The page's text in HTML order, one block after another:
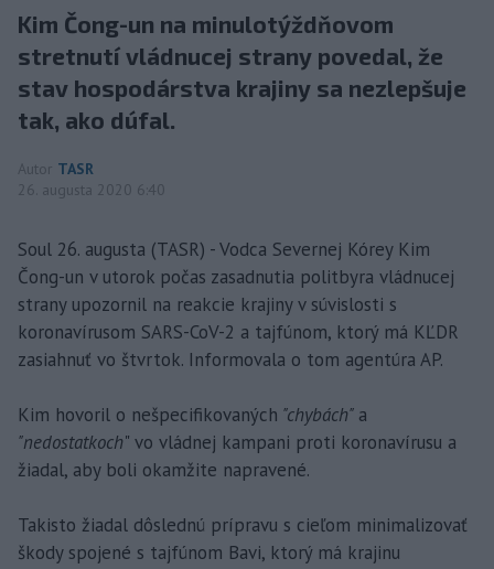
Kim Čong-un na minulotýždňovom
stretnutí vládnucej strany povedal, že
stav hospodárstva krajiny sa nezlepšuje
tak, ako dúfal.
Autor TASR
26. augusta 2020 6:40
Soul 26. augusta (TASR) - Vodca Severnej Kórey Kim
Čong-un v utorok počas zasadnutia politbyra vládnucej
strany upozornil na reakcie krajiny v súvislosti s
koronavírusom SARS-CoV-2 a tajfúnom, ktorý má KĽDR
zasiahnuť vo štvrtok. Informovala o tom agentúra AP.
Kim hovoril o nešpecifikovaných "chybách" a
"nedostatkoch" vo vládnej kampani proti koronavírusu a
žiadal, aby boli okamžite napravené.
Takisto žiadal dôslednú prípravu s cieľom minimalizovať
škody spojené s tajfúnom Bavi, ktorý má krajinu